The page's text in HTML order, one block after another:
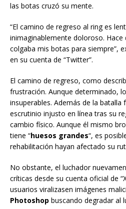
las botas cruzó su mente.
“El camino de regreso al ring es
inimaginablemente doloroso. Hace
colgaba mis botas para siempre”,
en su cuenta de “Twitter”.
El camino de regreso, como
frustración. Aunque determinado,
insuperables. Además de la batalla
escrutinio injusto en línea tras su
cambio físico. Aunque él mismo
tiene “huesos grandes“, es
rehabilitación hayan afectado su
No obstante, el luchador
críticas desde su cuenta oficial de
usuarios viralizasen imágenes
Photoshop buscando degradar al